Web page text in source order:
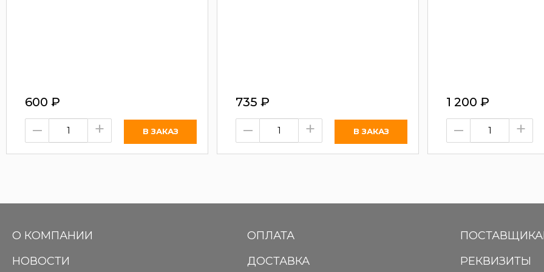
600 ₽
– +
735 ₽
– +
1 200 ₽
– +
О КОМПАНИИ
НОВОСТИ
ОПЛАТА
ДОСТАВКА
РЕКВИЗИТЫ